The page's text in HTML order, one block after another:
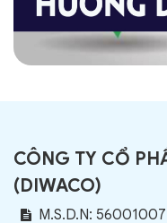
CÔNG TY CỔ
(DIWACO)
M.S.D.N: